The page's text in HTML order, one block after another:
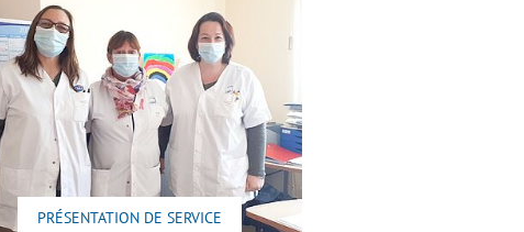
PRÉSENTATION DE SERVICE